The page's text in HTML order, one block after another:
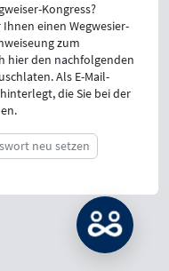
Kongress?
einen Wegwesier-
zum
hier den nachfolgenden
Als E-Mail-
die Sie bei der
neu setzen